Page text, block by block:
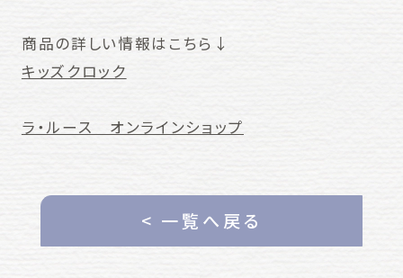
商品の詳しい情報はこちら↓
キッズクロック
ラ・ルース オンラインショップ
< 一覧へ戻る